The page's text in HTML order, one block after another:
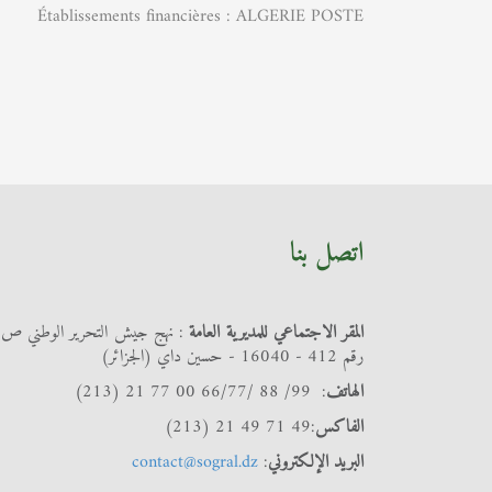
Établissements financières : ALGERIE POSTE
اتصل بنا
المقر الاجتماعي للمديرية العامة : نهج جيش التحرير
رقم 412 - 16040 - حسين داي (الجزائر)
الهاتف: 99/ 88 /66/77 00 77 21 (213)
الفاكس:49 71 49 21 (213)
البريد الإلكتروني:
contact@sogral.dz